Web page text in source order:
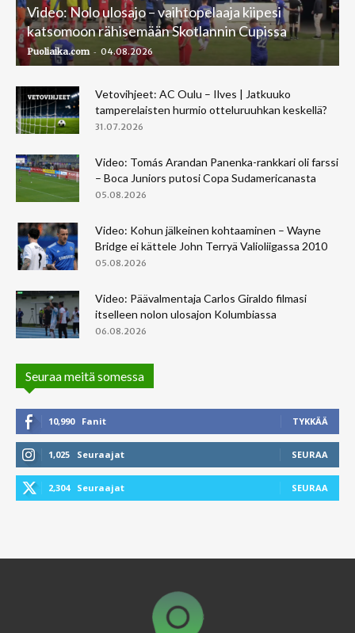
Video: Nolo ulosajo – vaihtopelaaja kiipesi
katsomoon rähisemään Skotlannin Cupissa
Puoliaika.com - 04.08.2026
Vetovihjeet: AC Oulu – Ilves | Jatkuuko
tamperelaisten hurmio otteluruuhkan keskellä?
31.07.2026
Video: Tomás Arandan Panenka-rankkari oli farssi
– Boca Juniors putosi Copa Sudamericanasta
05.08.2026
Video: Kohun jälkeinen kohtaaminen – Wayne
Bridge ei kättele John Terryä Valioliigassa 2010
05.08.2026
Video: Päävalmentaja Carlos Giraldo filmasi
itselleen nolon ulosajon Kolumbiassa
06.08.2026
Seuraa meitä somessa
10,990 Fanit TYKKÄÄ
1,025 Seuraajat SEURAA
2,304 Seuraajat SEURAA